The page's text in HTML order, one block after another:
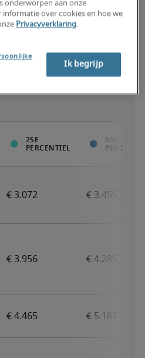
vergelijkbare
onderworpen aan onze
informatie over cookies en hoe we
Privacyverklaring.
Ik begrijp